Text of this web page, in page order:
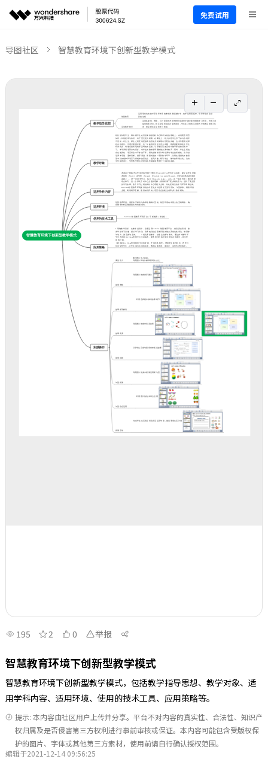
免费试用
导图社区 智慧教育环境下创新型教学模式
195 2 0 举报
智慧教育环境下创新型教学模式
智慧教育环境下创新型教学模式，包括教学指导思想、教学对象、适
用学科内容、适用环境、使用的技术工具、应用策略等。
提示: 本内容由社区用户上传并分享。平台不对内容的真实性、合法性、知识产
权归属及是否侵害第三方权利进行事前审核或保证。本内容可能包含受版权保
护的图片、字体或其他第三方素材，使用前请自行确认授权范围。
编辑于2021-12-14 09:56:25